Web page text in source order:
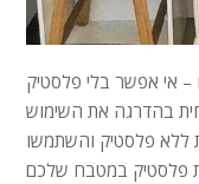
אי אפשר בלי פלסטיק
בהדרגה את השימוש
ללא פלסטיק והשתמשו